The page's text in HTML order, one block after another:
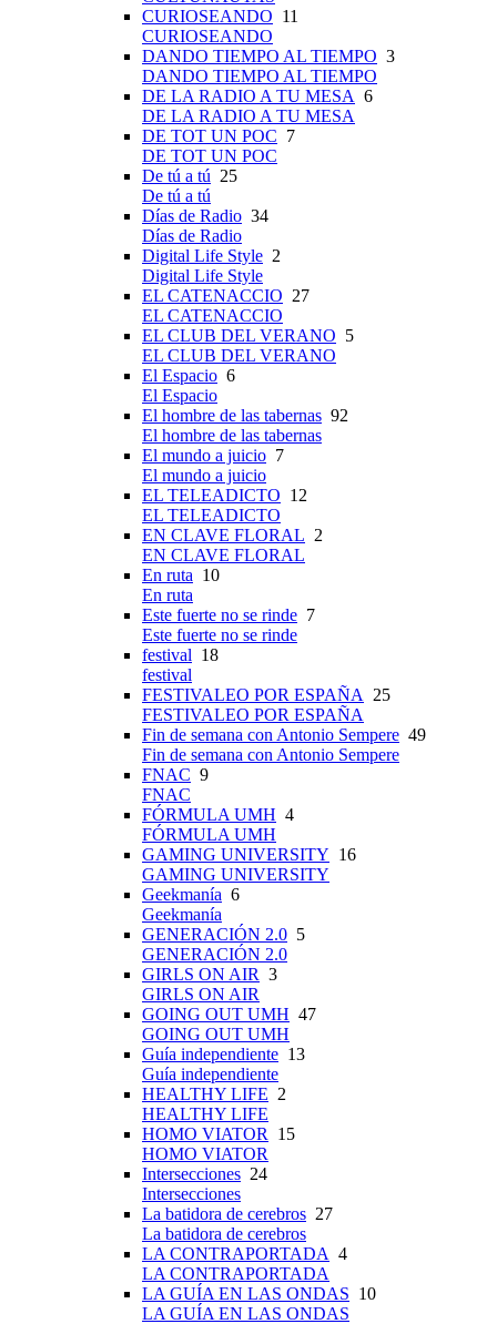
CURIOSEANDO 11
CURIOSEANDO
DANDO TIEMPO AL TIEMPO 3
DANDO TIEMPO AL TIEMPO
DE LA RADIO A TU MESA 6
DE LA RADIO A TU MESA
DE TOT UN POC 7
DE TOT UN POC
De tú a tú 25
De tú a tú
Días de Radio 34
Días de Radio
Digital Life Style 2
Digital Life Style
EL CATENACCIO 27
EL CATENACCIO
EL CLUB DEL VERANO 5
EL CLUB DEL VERANO
El Espacio 6
El Espacio
El hombre de las tabernas 92
El hombre de las tabernas
El mundo a juicio 7
El mundo a juicio
EL TELEADICTO 12
EL TELEADICTO
EN CLAVE FLORAL 2
EN CLAVE FLORAL
En ruta 10
En ruta
Este fuerte no se rinde 7
Este fuerte no se rinde
festival 18
festival
FESTIVALEO POR ESPAÑA
25
FESTIVALEO POR ESPAÑA
Fin de semana con Antonio Sempere 49
Fin de semana con Antonio Sempere
FNAC 9
FNAC
FÓRMULA UMH 4
FÓRMULA UMH
GAMING UNIVERSITY 16
GAMING UNIVERSITY
Geekmanía 6
Geekmanía
GENERACIÓN 2.0 5
GENERACIÓN 2.0
GIRLS ON AIR 3
GIRLS ON AIR
GOING OUT UMH 47
GOING OUT UMH
Guía independiente 13
Guía independiente
HEALTHY LIFE 2
HEALTHY LIFE
HOMO VIATOR
15
HOMO VIATOR
Intersecciones 24
Intersecciones
La batidora de cerebros 27
La batidora de cerebros
LA CONTRAPORTADA 4
LA CONTRAPORTADA
LA GUÍA EN LAS ONDAS 10
LA GUÍA EN LAS ONDAS